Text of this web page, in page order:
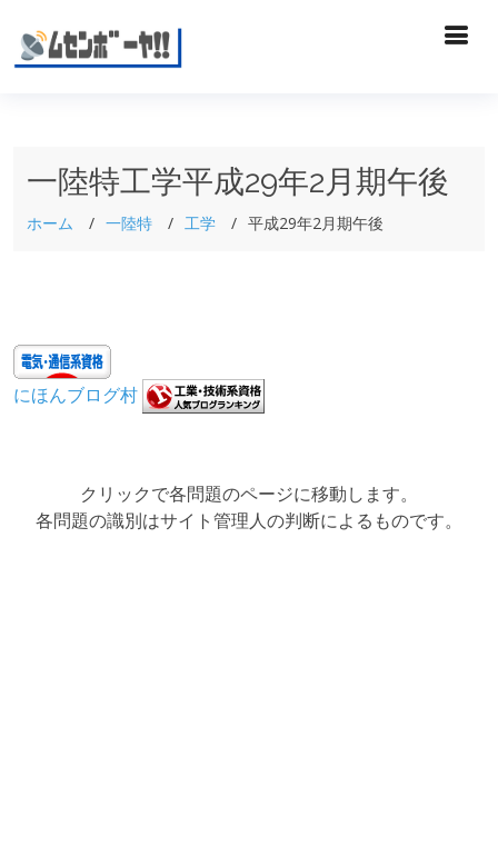
一陸特工学平成29年2月期午後
ホーム 一陸特 工学 平成29年2月期午後
にほんブログ村
クリックで各問題のページに移動します。
各問題の識別はサイト管理人の判断によるものです。